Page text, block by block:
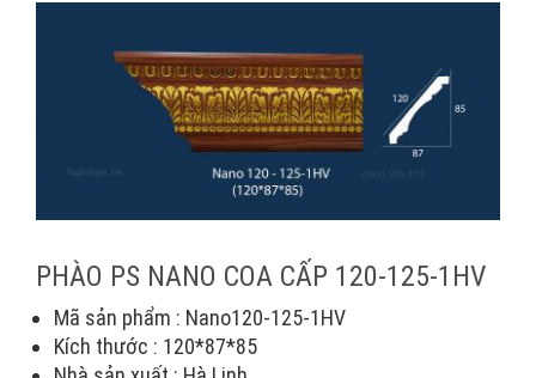
PHÀO PS NANO COA CẤP 120-125-1HV
Mã sản phẩm : Nano120-125-1HV
Kích thước : 120*87*85